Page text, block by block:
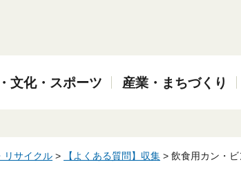
文化・スポーツ 産業・まちづくり
リサイクル > 【よくある質問】収集 > 飲食用カン・